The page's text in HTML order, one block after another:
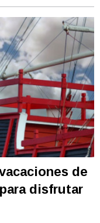
de
disfrutar